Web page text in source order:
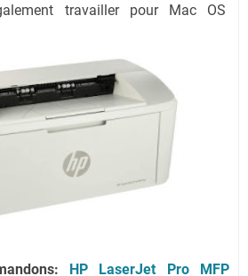
travailler pour Mac OS
HP LaserJet Pro MFP